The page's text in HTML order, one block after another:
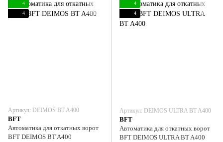
4
4
Артикул: DEIMOS BT A400
BFT
Автоматика для откатных ворот
BFT DEIMOS BT A400
4
4
Артикул: DEIMOS ULTRA BT A400
BFT
Автоматика для откатных ворот
BFT DEIMOS ULTRA BT A400